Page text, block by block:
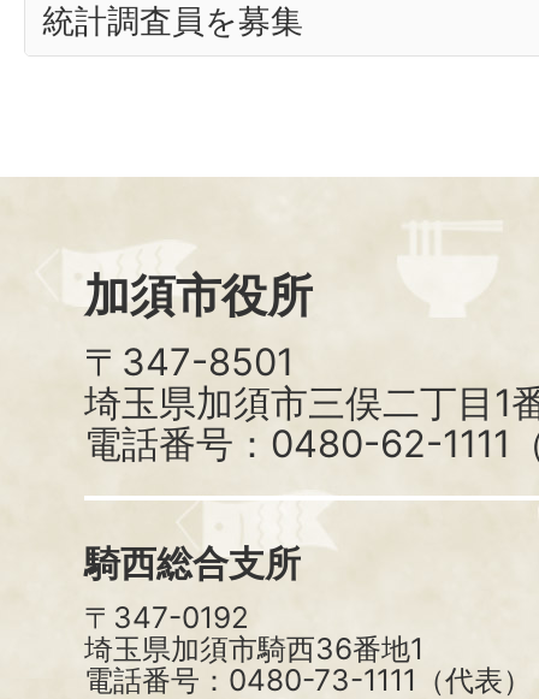
統計調査員を募集
加須市役所
〒347-8501
埼玉県加須市三俣二丁目1
電話番号：0480-62-1111
騎西総合支所
〒347-0192
埼玉県加須市騎西36番地1
電話番号：0480-73-1111（代表）